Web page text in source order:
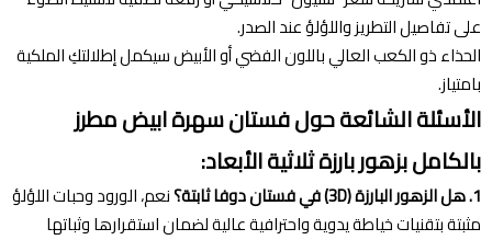
على تفاصيل التطريز واللؤلؤ عند الصدر.
الحذاء ذو الكعب العالي باللون الفضي أو الأبيض سيكمل إطلالتكِ الملكية
بامتياز.
الأسئلة الشائعة حول فستان سهرة ابيض مطرز
بالكامل بزهور بارزة ثلاثية الأبعاد:
1. هل الزهور البارزة (3D) في فستان دوفا ثابتة؟
نعم، الورود وحبات اللؤلؤ
مثبتة بتقنيات خياطة يدوية واحترافية عالية لضمان استقرارها وثباتها